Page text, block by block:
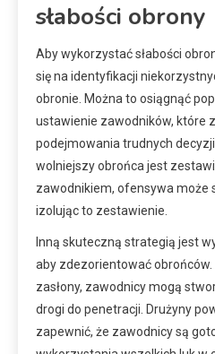
słabości obrony
Aby wykorzystać słabości
się na identyfikacji
obronie. Można to osiągnąć
ustawienie zawodników, które
podejmowania trudnych
wolniejszy obrońca jest
zawodnikiem, ofensywa może
izolując to zestawienie.
Inną skuteczną strategią jest
aby zdezorientować obrońców.
zasłony, zawodnicy mogą
drogi do penetracji. Drużyny
zapewnić, że zawodnicy są